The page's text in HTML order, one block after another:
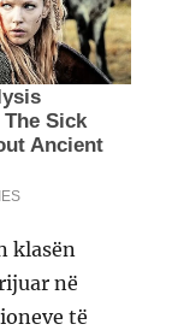
klasën
në
të